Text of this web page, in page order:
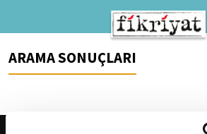
ARAMA SONUÇLARI